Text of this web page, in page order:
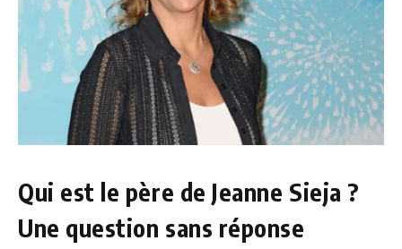
Qui est le père de Jeanne Sieja ?
Une question sans réponse